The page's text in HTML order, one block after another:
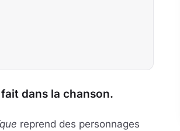
dans la chanson.
reprend des personnages